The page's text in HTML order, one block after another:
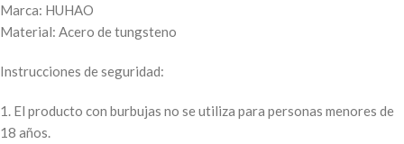
Marca: HUHAO
Material: Acero de tungsteno
Instrucciones de seguridad:
1. El producto con burbujas no se utiliza para personas menores de
18 años.